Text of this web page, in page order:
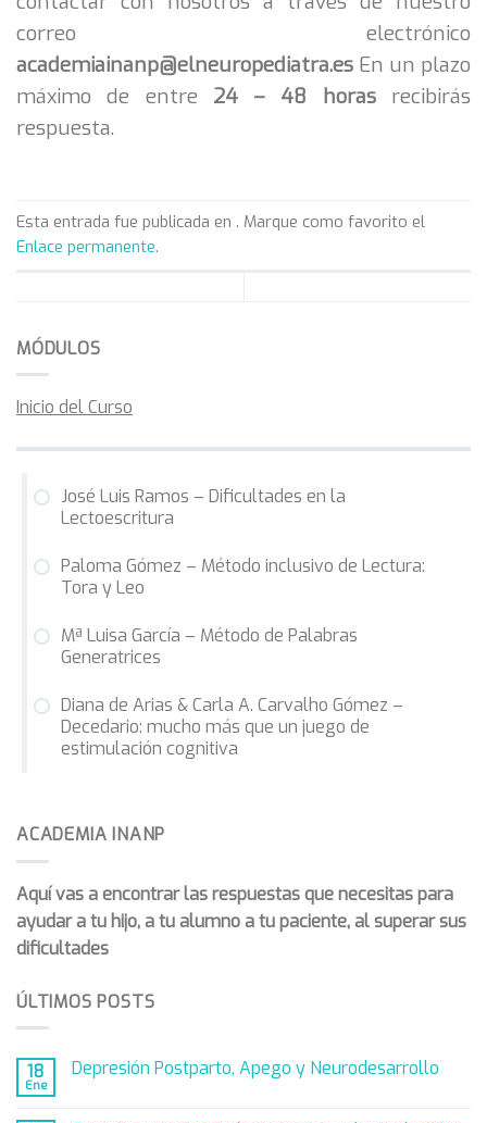
correo electrónico
academiainanp@elneuropediatra.es En un plazo
máximo de entre 24 – 48 horas recibirás
respuesta.
Esta entrada fue publicada en . Marque como favorito el
Enlace permanente.
MÓDULOS
Inicio del Curso
José Luis Ramos – Dificultades en la
Lectoescritura
Paloma Gómez – Método inclusivo de Lectura:
Tora y Leo
Mª Luisa García – Método de Palabras
Generatrices
Diana de Arias & Carla A. Carvalho Gómez –
Decedario: mucho más que un juego de
estimulación cognitiva
ACADEMIA INANP
Aquí vas a encontrar las respuestas que necesitas para
ayudar a tu hijo, a tu alumno a tu paciente, al superar sus
dificultades
ÚLTIMOS POSTS
18
Ene
Depresión Postparto, Apego y Neurodesarrollo